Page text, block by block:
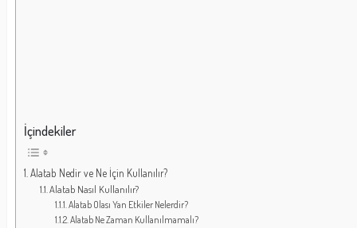
İçindekiler
Alatab Nedir ve Ne İçin Kullanılır?
Alatab Nasıl Kullanılır?
Alatab Olası Yan Etkiler Nelerdir?
Alatab Ne Zaman Kullanılmamalı?